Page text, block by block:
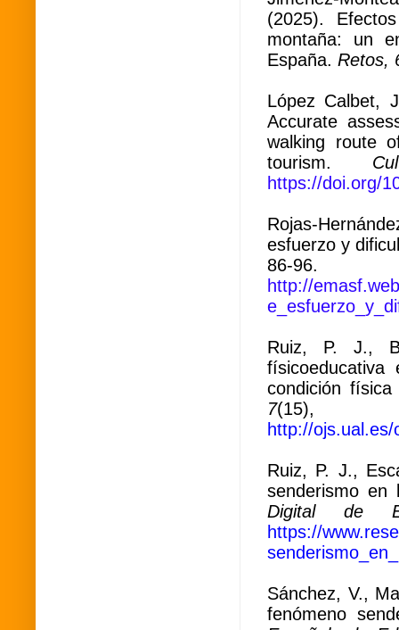
(2025).
montaña: un
España. Retos,
López Calbet,
Accurate
walking route
tourism.
https://doi.org/
Rojas-
esfuerzo y
86-96.
http://
Ruiz, P. J.,
condición
7(15),
http://
Ruiz, P. J.,
senderismo
Digital de
https://
Sánchez, V.,
fenómeno